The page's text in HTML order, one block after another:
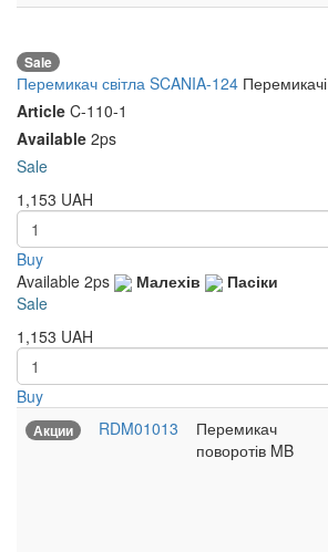
Sale
Перемикач світла SCANIA-124 Перемикачі
Article C-110-1
Available 2ps
Sale
1,153 UAH
Buy
Available 2ps Малехів Пасіки
Sale
1,153 UAH
Buy
Акции RDM01013
Перемикач
поворотів MB